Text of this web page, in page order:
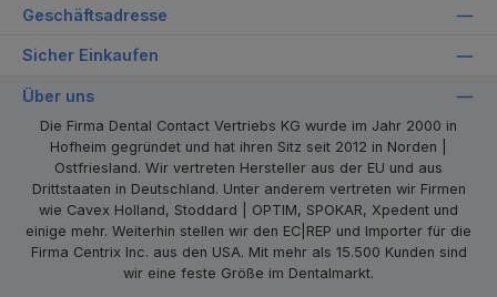
Geschäftsadresse
Sicher Einkaufen
Über uns
Die Firma Dental Contact Vertriebs KG wurde im Jahr 2000 in
Hofheim gegründet und hat ihren Sitz seit 2012 in Norden |
Ostfriesland. Wir vertreten Hersteller aus der EU und aus
Drittstaaten in Deutschland. Unter anderem vertreten wir Firmen
wie Cavex Holland, Stoddard | OPTIM, SPOKAR, Xpedent und
einige mehr. Weiterhin stellen wir den EC|REP und Importer für die
Firma Centrix Inc. aus den USA. Mit mehr als 15.500 Kunden sind
wir eine feste Größe im Dentalmarkt.